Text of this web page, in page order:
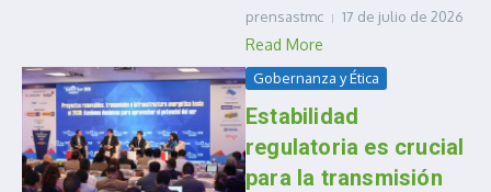
prensastmc 17 de julio de 2026
Read More
Gobernanza y Ética
Estabilidad
regulatoria es crucial
para la transmisión